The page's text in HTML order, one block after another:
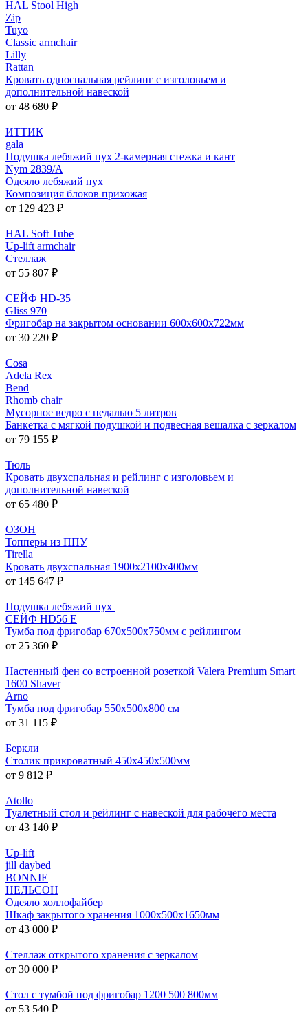
HAL Stool High
Zip
Tuyo
Classic armchair
Lilly
Rattan
Кровать односпальная рейлинг с изголовьем и
дополнительной навеской
от 48 680 ₽
ИТТИК
gala
Подушка лебяжий пух 2-камерная стежка и кант
Nym 2839/A
Одеяло лебяжий пух
Композиция блоков прихожая
от 129 423 ₽
HAL Soft Tube
Up-lift armchair
Стеллаж
от 55 807 ₽
СЕЙФ HD-35
Gliss 970
Фригобар на закрытом основании 600х600х722мм
от 30 220 ₽
Cosa
Adela Rex
Bend
Rhomb chair
Мусорное ведро с педалью 5 литров
Банкетка с мягкой подушкой и подвесная вешалка с зеркалом
от 79 155 ₽
Тюль
Кровать двухспальная и рейлинг с изголовьем и
дополнительной навеской
от 65 480 ₽
ОЗОН
Топперы из ППУ
Tirella
Кровать двухспальная 1900х2100х400мм
от 145 647 ₽
Подушка лебяжий пух
СЕЙФ HD56 E
Тумба под фригобар 670x500x750мм с рейлингом
от 25 360 ₽
Настенный фен со встроенной розеткой Valera Premium Smart
1600 Shaver
Arno
Тумба под фригобар 550x500x800 см
от 31 115 ₽
Беркли
Столик прикроватный 450x450x500мм
от 9 812 ₽
Atollo
Туалетный стол и рейлинг с навеской для рабочего места
от 43 140 ₽
Up-lift
jill daybed
BONNIE
НЕЛЬСОН
Одеяло холлофайбер
Шкаф закрытого хранения 1000x500x1650мм
от 43 000 ₽
Стеллаж открытого хранения с зеркалом
от 30 000 ₽
Стол с тумбой под фригобар 1200 500 800мм
от 53 540 ₽